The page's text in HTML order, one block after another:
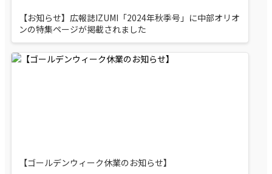
【お知らせ】広報誌IZUMI「2024年秋季号」に中部オリオ
ンの特集ページが掲載されました
【ゴールデンウィーク休業のお知らせ】